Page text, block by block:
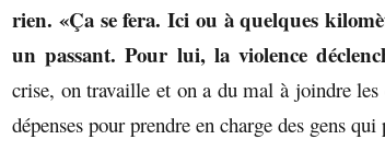
rien. «Ça se fera. Ici ou à quelques
un passant. Pour lui, la violence
crise, on travaille et on a du mal à joindre
dépenses pour prendre en charge des gens